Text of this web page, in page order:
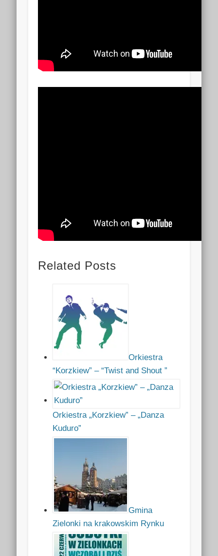
Related Posts
Orkiestra
“Korzkiew” – “Twist and Shout ”
Orkiestra „Korzkiew” – „Danza
Kuduro”
Gmina
Zielonki na krakowskim Rynku